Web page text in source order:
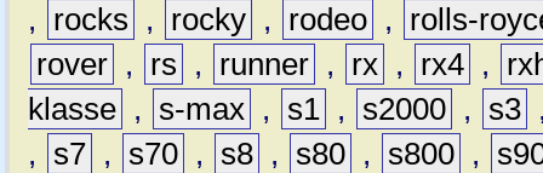
,
rocks , rocky , rodeo ,
rolls-
rover , rs , runner , rx , rx4 ,
klasse , s-max , s1 , s2000 , s3
,
s7 , s70 , s8 , s80 , s800 ,